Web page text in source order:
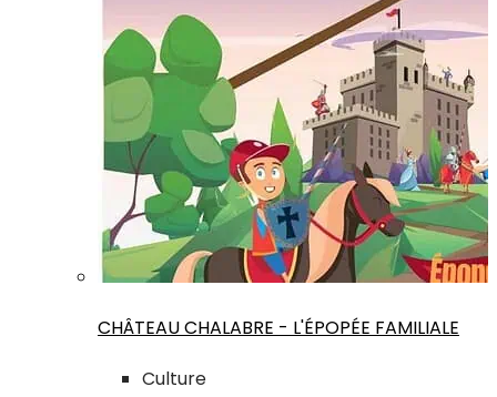
CHÂTEAU CHALABRE - L'ÉPOPÉE FAMILIALE
Culture